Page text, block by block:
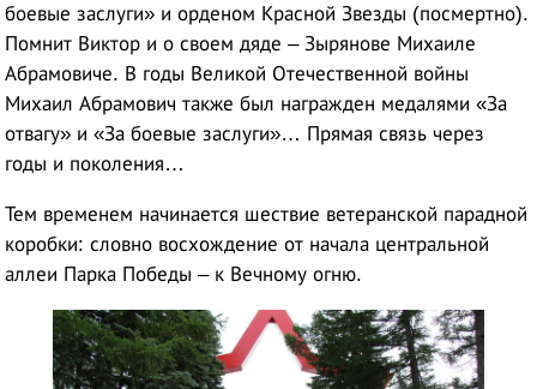
боевые заслуги» и орденом Красной Звезды (посмертно).
Помнит Виктор и о своем дяде – Зырянове Михаиле
Абрамовиче. В годы Великой Отечественной войны
Михаил Абрамович также был награжден медалями «За
отвагу» и «За боевые заслуги»… Прямая связь через
годы и поколения…
Тем временем начинается шествие ветеранской парадной
коробки: словно восхождение от начала центральной
аллеи Парка Победы – к Вечному огню.